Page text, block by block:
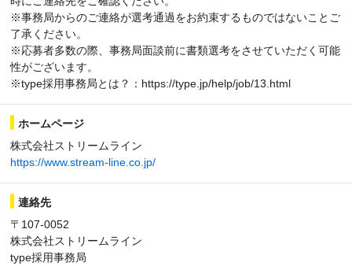
※事務局からのご連絡が選考通過をお約束するものではないことご
了承ください。
※応募者多数の際、事務局面談前に書類選考をさせていただく可能
性がございます。
※type採用事務局とは？：https://type.jp/help/job/13.html
ホームページ
株式会社ストリームライン
https://www.stream-line.co.jp/
連絡先
〒107-0052
株式会社ストリームライン
type採用事務局